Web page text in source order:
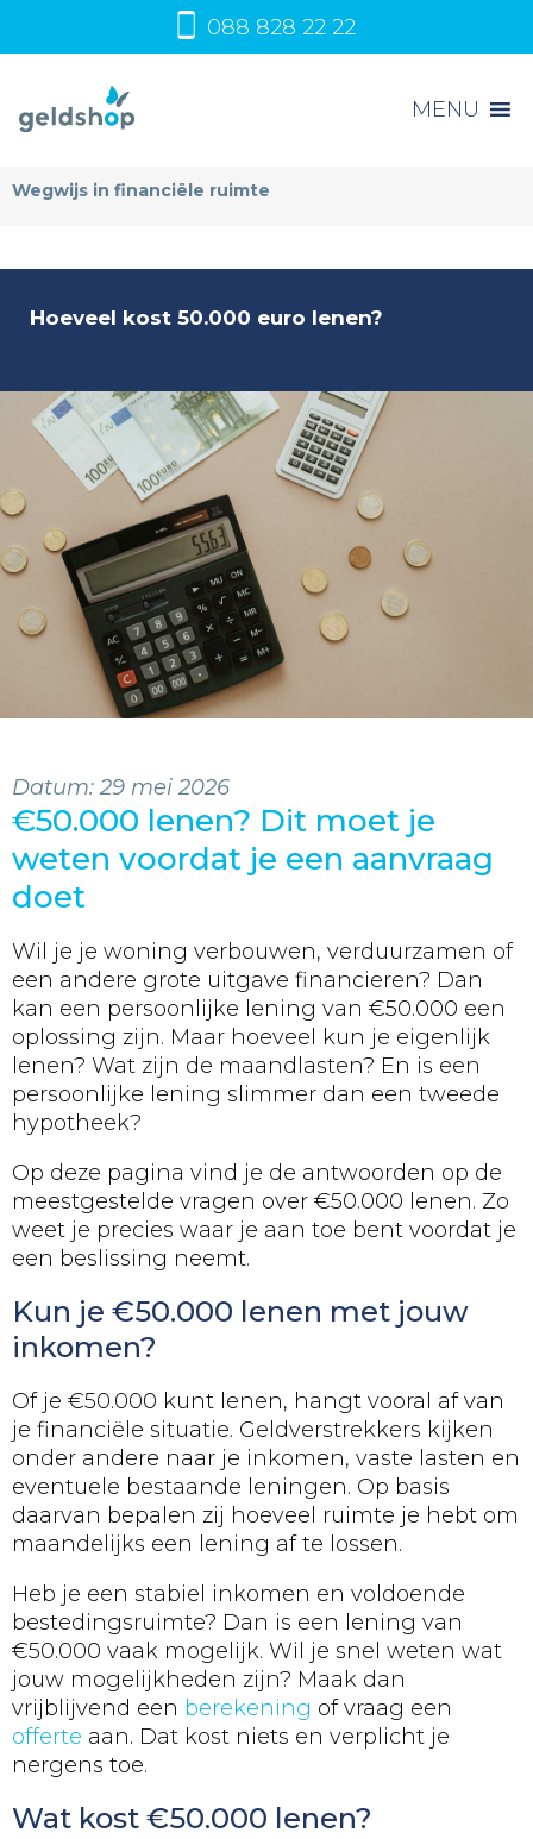
088 828 22 22
MENU
Wegwijs in financiële ruimte
Hoeveel kost 50.000 euro lenen?
Datum: 29 mei 2026
€50.000 lenen? Dit moet je
weten voordat je een aanvraag
doet
Wil je je woning verbouwen, verduurzamen of
een andere grote uitgave financieren? Dan
kan een persoonlijke lening van €50.000 een
oplossing zijn. Maar hoeveel kun je eigenlijk
lenen? Wat zijn de maandlasten? En is een
persoonlijke lening slimmer dan een tweede
hypotheek?
Op deze pagina vind je de antwoorden op de
meestgestelde vragen over €50.000 lenen. Zo
weet je precies waar je aan toe bent voordat je
een beslissing neemt.
Kun je €50.000 lenen met jouw
inkomen?
Of je €50.000 kunt lenen, hangt vooral af van
je financiële situatie. Geldverstrekkers kijken
onder andere naar je inkomen, vaste lasten en
eventuele bestaande leningen. Op basis
daarvan bepalen zij hoeveel ruimte je hebt om
maandelijks een lening af te lossen.
Heb je een stabiel inkomen en voldoende
bestedingsruimte? Dan is een lening van
€50.000 vaak mogelijk. Wil je snel weten wat
jouw mogelijkheden zijn? Maak dan
vrijblijvend een berekening of vraag een
offerte aan. Dat kost niets en verplicht je
nergens toe.
Wat kost €50.000 lenen?